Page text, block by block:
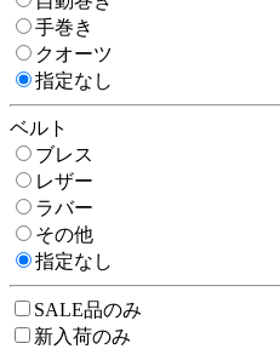
手巻き
クオーツ
指定なし
ベルト
ブレス
レザー
ラバー
その他
指定なし
SALE品のみ
新入荷のみ